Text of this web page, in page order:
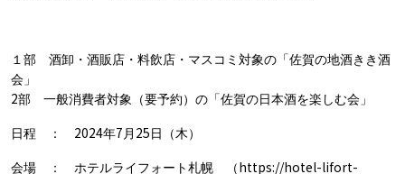
１部 酒卸・酒販店・料飲店・マスコミ対象の「佐賀の地酒きき酒
会」
2部 一般消費者対象（要予約）の「佐賀の日本酒を楽しむ会」
日程 ： 2024年7 月 25 日（木）
会場 ： ホテルライフォート札幌 （ https://hotel-lifort-